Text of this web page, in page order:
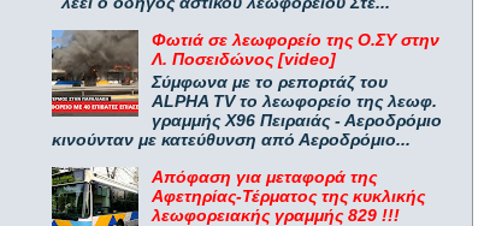
Φωτιά σε λεωφορείο της Ο.ΣΥ στην
Λ. Ποσειδώνος [video]
Σύμφωνα με το ρεπορτάζ του
ALPHA TV το λεωφορείο της λεωφ.
γραμμής Χ96 Πειραιάς - Αεροδρόμιο
κινούνταν με κατεύθυνση από Αεροδρόμιο...
Απόφαση για μεταφορά της
Αφετηρίας-Τέρματος της κυκλικής
λεωφορειακής γραμμής 829 !!!